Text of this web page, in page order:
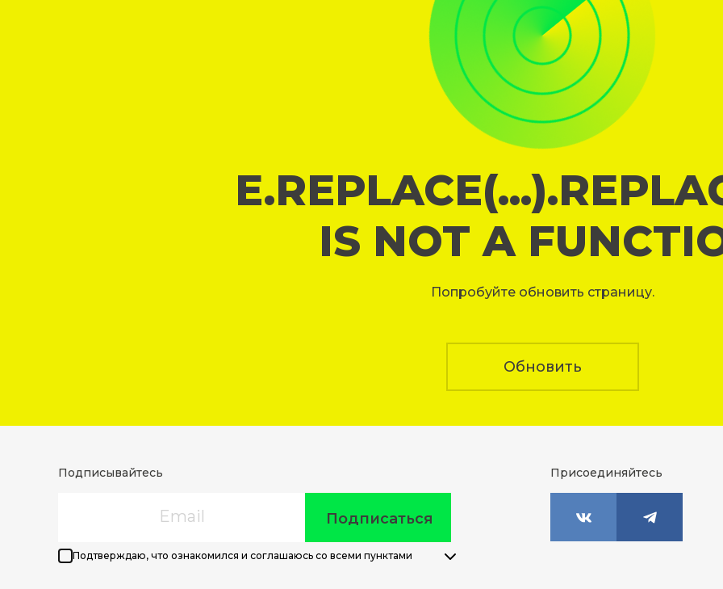
IS NOT A
Попробуйте обновить страницу.
Обновить
Подписывайтесь
Подписаться
Подтверждаю, что ознакомился и соглашаюсь со всеми пунктами
Присоединяйтесь